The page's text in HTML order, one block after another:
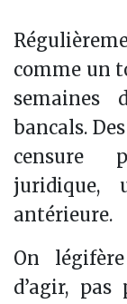
comme un
semaines
bancals.
censure
antérieure.
On
d’agir,